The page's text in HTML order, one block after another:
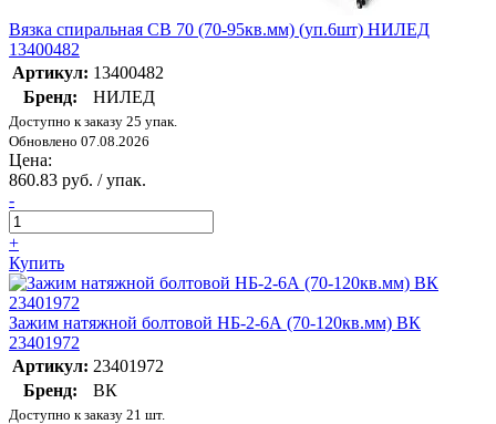
Вязка спиральная CB 70 (70-95кв.мм) (уп.6шт) НИЛЕД
13400482
Артикул: 13400482
Бренд:
НИЛЕД
Доступно к заказу 25 упак.
Обновлено 07.08.2026
Цена:
860.83 руб. / упак.
-
+
Купить
Зажим натяжной болтовой НБ-2-6А (70-120кв.мм) ВК
23401972
Артикул: 23401972
Бренд:
ВК
Доступно к заказу 21 шт.